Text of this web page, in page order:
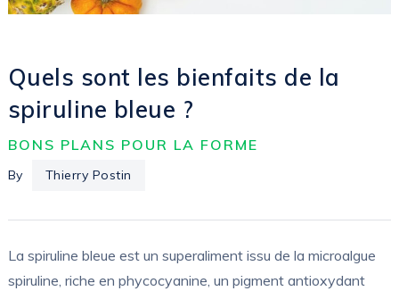
Quels sont les bienfaits de la
spiruline bleue ?
BONS PLANS POUR LA FORME
By Thierry Postin
La spiruline bleue est un superaliment issu de la microalgue
spiruline, riche en phycocyanine, un pigment antioxydant